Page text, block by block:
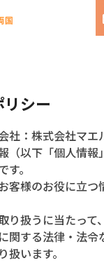
シー
社：株式会社マエ
（以下「個人情報
。
客様のお役に立つ
り扱うに当たって
関する法律・法令
います。